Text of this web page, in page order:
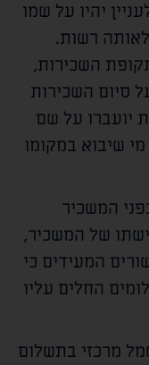
יהיו על שמו
לאותה רשות.
השכירות,
סיום השכירות
יועברו על שם
שיבוא במקומו
המשכיר
של המשכיר,
המעידים כי
החלים עליו
מרכזי בתשלום